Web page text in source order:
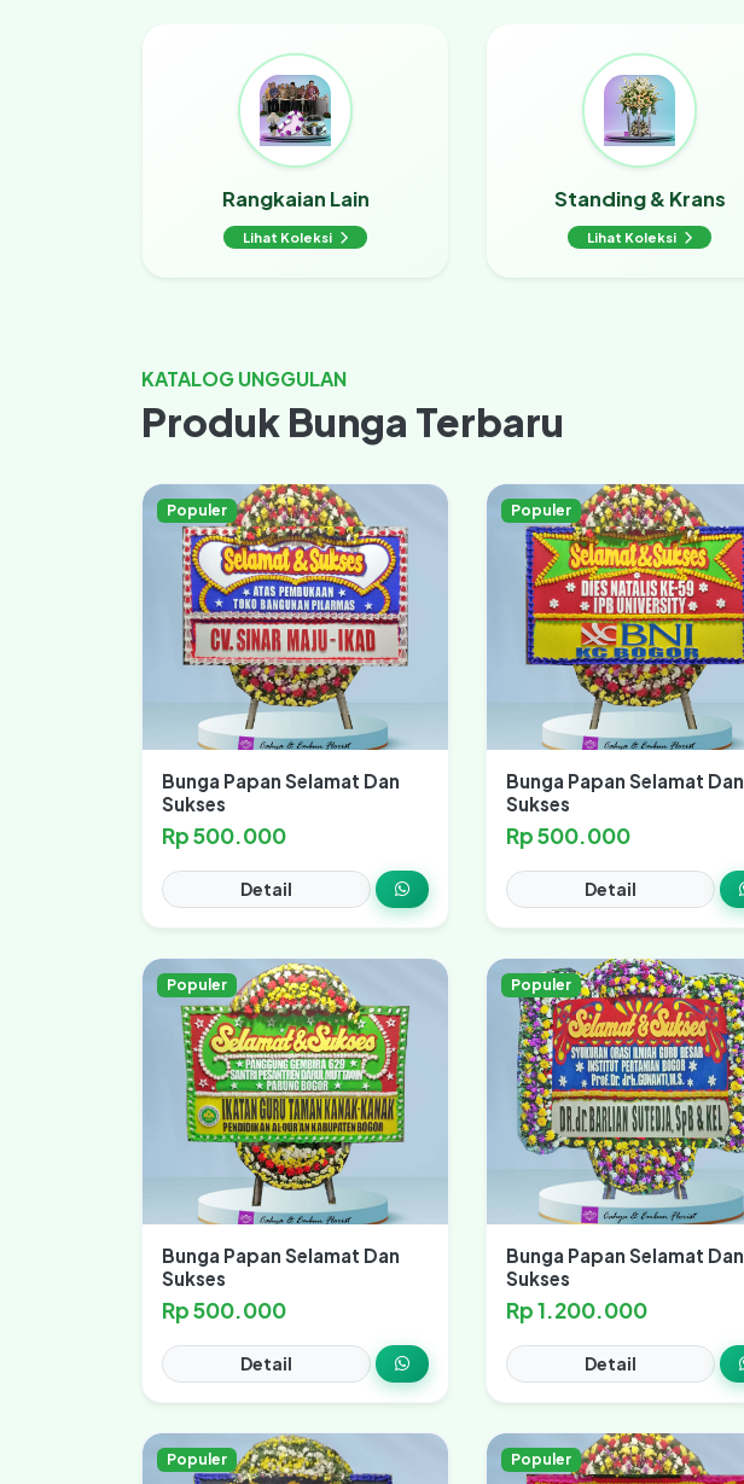
Rangkaian Lain
Lihat Koleksi
Standing & Krans
Lihat Koleksi
KATALOG UNGGULAN
Produk Bunga Terbaru
Populer
Bunga Papan Selamat Dan
Sukses
Rp 500.000
Detail
Populer
Bunga Papan Selamat Dan
Sukses
Rp 500.000
Detail
Populer
Bunga Papan Selamat Dan
Sukses
Rp 500.000
Detail
Populer
Bunga Papan Selamat Dan
Sukses
Rp 1.200.000
Detail
Populer Populer